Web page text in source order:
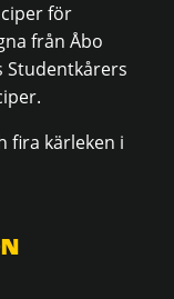
för
från Åbo
Studentkårers
fira kärleken i